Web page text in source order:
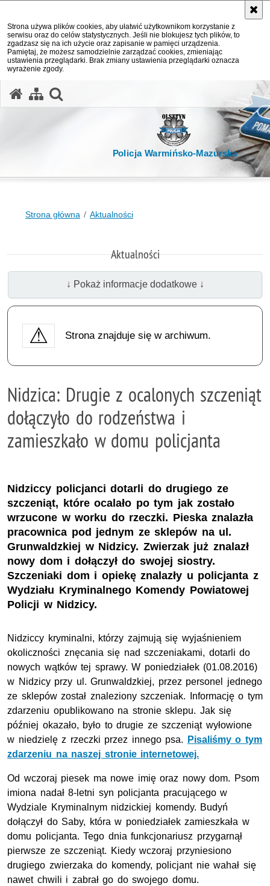
Strona używa plików cookies, aby ułatwić użytkownikom korzystanie z
serwisu oraz do celów statystycznych. Jeśli nie blokujesz tych plików, to
zgadzasz się na ich użycie oraz zapisanie w pamięci urządzenia.
Pamiętaj, że możesz samodzielnie zarządzać cookies, zmieniając
ustawienia przeglądarki. Brak zmiany ustawienia przeglądarki oznacza
wyrażenie zgody.
Policja Warmińsko-Mazurska
Strona główna Aktualności
Aktualności
↓ Pokaż informacje dodatkowe ↓
Strona znajduje się w archiwum.
Nidzica: Drugie z ocalonych szczeniąt
dołączyło do rodzeństwa i
zamieszkało w domu policjanta
Nidziccy policjanci dotarli do drugiego ze
szczeniąt, które ocalało po tym jak zostało
wrzucone w worku do rzeczki. Pieska znalazła
pracownica pod jednym ze sklepów na ul.
Grunwaldzkiej w Nidzicy. Zwierzak już znalazł
nowy dom i dołączył do swojej siostry.
Szczeniaki dom i opiekę znalazły u policjanta z
Wydziału Kryminalnego Komendy Powiatowej
Policji w Nidzicy.
Nidziccy kryminalni, którzy zajmują się wyjaśnieniem
okoliczności znęcania się nad szczeniakami, dotarli do
nowych wątków tej sprawy. W poniedziałek (01.08.2016)
w Nidzicy przy ul. Grunwaldzkiej, przez personel jednego
ze sklepów został znaleziony szczeniak. Informację o tym
zdarzeniu opublikowano na stronie sklepu. Jak się
później okazało, było to drugie ze szczeniąt wyłowione
w niedzielę z rzeczki przez innego psa.
Pisaliśmy o tym
zdarzeniu na naszej stronie internetowej.
Od wczoraj piesek ma nowe imię oraz nowy dom. Psom
imiona nadał 8-letni syn policjanta pracującego w
Wydziale Kryminalnym nidzickiej komendy. Budyń
dołączył do Saby, która w poniedziałek zamieszkała w
domu policjanta. Tego dnia funkcjonariusz przygarnął
pierwsze ze szczeniąt. Kiedy wczoraj przyniesiono
drugiego zwierzaka do komendy, policjant nie wahał się
nawet chwili i zabrał go do swojego domu.